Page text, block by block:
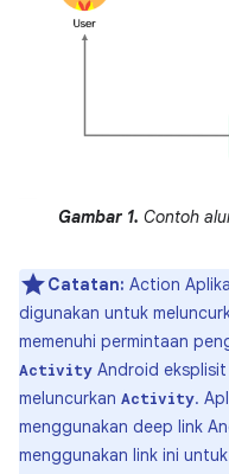
Gambar 1. Contoh
Catatan: Action
digunakan untuk
memenuhi permintaan
Activity Android
meluncurkan Activity.
menggunakan deep link
menggunakan link ini